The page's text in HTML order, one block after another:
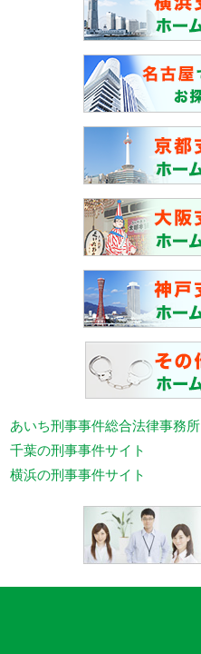
あいち刑事事件総合法律事務所
千葉の刑事事件サイト
横浜の刑事事件サイト